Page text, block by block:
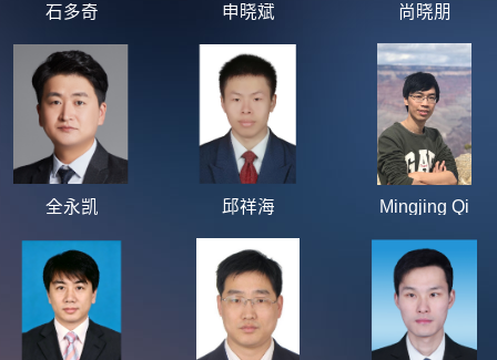
石多奇 申晓斌 尚晓朋
全永凯 邱祥海 Mingjing Qi